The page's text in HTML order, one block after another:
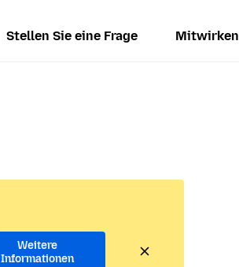
Stellen Sie eine Frage Mitwirken
Weitere
Informationen